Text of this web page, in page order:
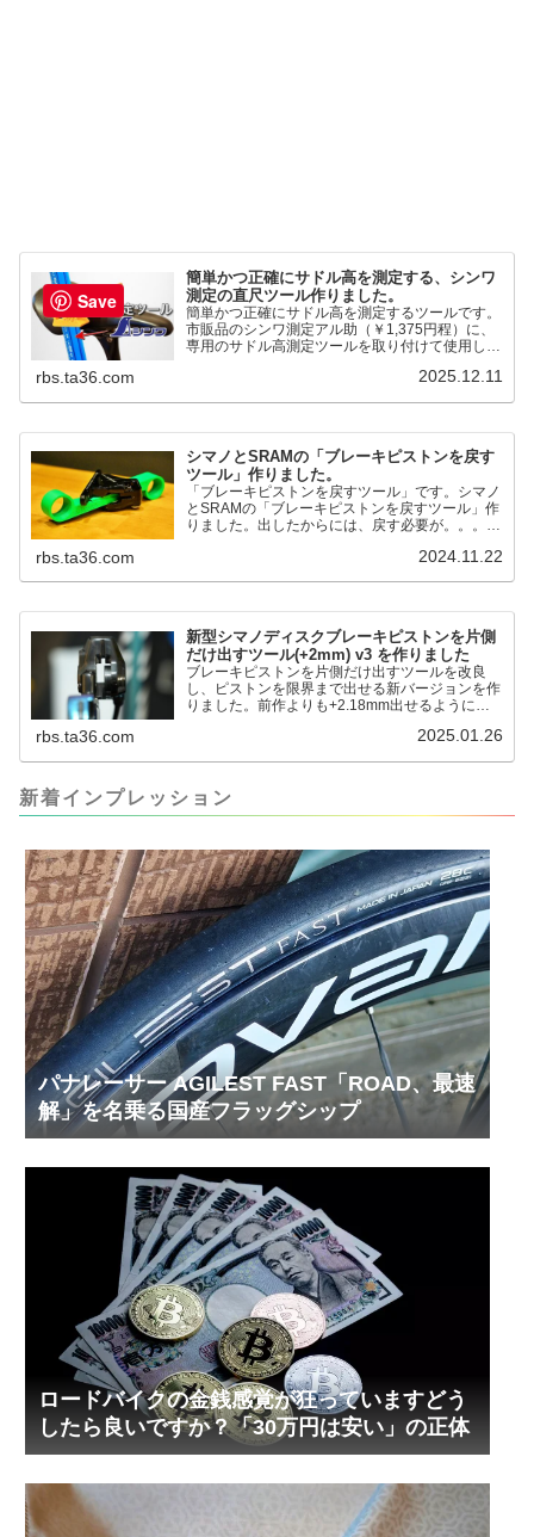
簡単かつ正確にサドル高を測定する、シンワ
測定の直尺ツール作りました。
簡単かつ正確にサドル高を測定するツールです。
市販品のシンワ測定アル助（￥1,375円程）に、
専用のサドル高測定ツールを取り付けて使用しま
るようになりました。シンワ測定(Shinwa
Sokutei)￥1,375Amazon.c...
rbs.ta36.com 2025.12.11
シマノとSRAMの「ブレーキピストンを戻す
ツール」作りました。
「ブレーキピストンを戻すツール」です。シマノ
とSRAMの「ブレーキピストンを戻すツール」作
りました。出したからには、戻す必要が。。。で
だと。。。▶「ブレーキピストンを戻すツール」
るのかというと、出ているピス...
rbs.ta36.com 2024.11.22
新型シマノディスクブレーキピストンを片側
だけ出すツール(+2mm) v3 を作りました
ブレーキピストンを片側だけ出すツールを改良
し、ピストンを限界まで出せる新バージョンを作
りました。前作よりも+2.18mm出せるようにな
って、オイル漏れするまで試しました。最も安全
ましたが、ギリギリまで攻めてますのでピストン
内部の汚れをさらに掃除できると思います。前作
の...
rbs.ta36.com 2025.01.26
新着インプレッション
パナレーサー AGILEST FAST「ROAD、最速
解」を名乗る国産フラッグシップ
ロードバイクの金銭感覚が狂っていますどう
したら良いですか？「30万円は安い」の正体
Save